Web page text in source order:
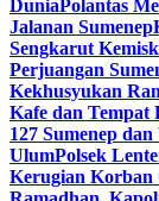
DuniaPolantas
Jalanan Sumenep
Sengkarut
Perjuangan
Kekhusyukan
Kafe dan Tempat
127 Sumenep
UlumPolsek
Kerugian Korban